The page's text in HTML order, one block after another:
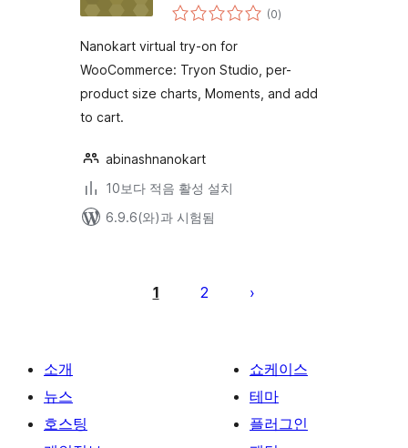
(0전
체)
Nanokart virtual try-on for
WooCommerce: Tryon Studio, per-
product size charts, Moments, and add
to cart.
abinashnanokart
10보다 적음 활성 설치
6.9.6(와)과 시험됨
1 2
소개
뉴스
호스팅
쇼케이스
테마
플러그인